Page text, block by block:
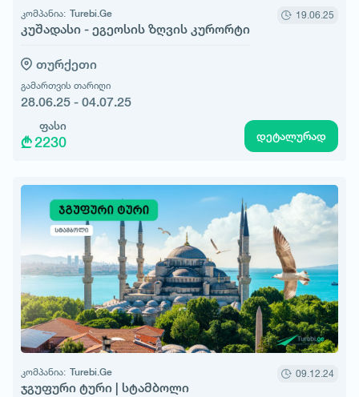
კომპანია: Turebi.Ge
კუშადასი - ეგეოსის ზღვის კურორტი
19.06.25
თურქეთი
გამართვის თარიღი
28.06.25 - 04.07.25
ფასი
2230 დეტალურად
კომპანია: Turebi.Ge
ჯგუფური ტური | სტამბოლი
09.12.24